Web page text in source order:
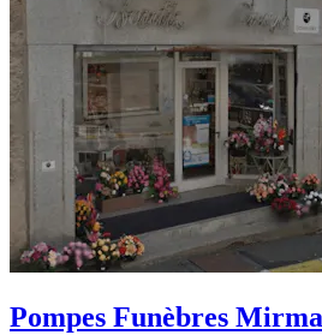
Pompes Funèbres